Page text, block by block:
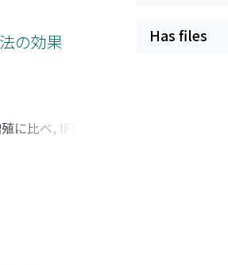
N-acetyl-beta-
analysis of
and seminal
の効果
に比べ, IFN単独
では, ADM,
Has files